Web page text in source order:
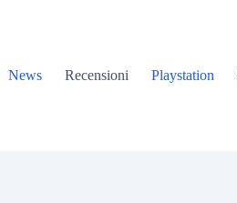
News Recensioni Playstation